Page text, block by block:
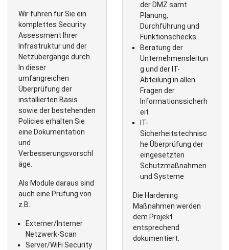
Wir führen für Sie ein
komplettes Security
Assessment Ihrer
Infrastruktur und der
Netzübergänge durch.
In dieser
umfangreichen
Überprüfung der
installierten Basis
sowie der bestehenden
Policies erhalten Sie
eine Dokumentation
und
Verbesserungsvorschl
äge.
Als Module daraus sind
auch eine Prüfung von
z.B.:
Externer/Interner
Netzwerk-Scan
Server/WiFi Security
der DMZ samt
Planung,
Durchführung und
Funktionschecks.
Beratung der
Unternehmensleitun
g und der IT-
Abteilung in allen
Fragen der
Informationssicherh
eit
IT-
Sicherheitstechnisc
he Überprüfung der
eingesetzten
Schutzmaßnahmen
und Systeme
Die Hardening
Maßnahmen werden
dem Projekt
entsprechend
dokumentiert.